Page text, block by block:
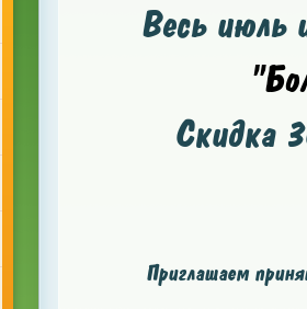
Весь июль
Скидка
Приглашаем